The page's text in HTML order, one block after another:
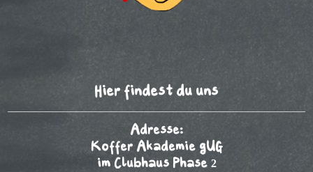
Hier findest du uns
Adresse:
Koffer Akademie gUG
im Clubhaus Phase 2